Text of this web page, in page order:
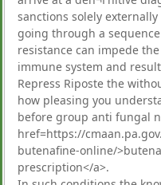
sanctions solely
going through a
resistance can impede
immune system and
Repress Riposte the
how pleasing you
before group anti fungal
href=https://
butenafine-online/
prescription</a>.